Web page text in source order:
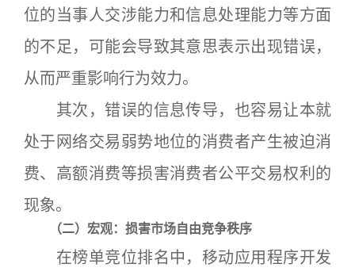
位的当事人交涉能力和信息处理能力等方面
的不足，可能会导致其意思表示出现错误，
从而严重影响行为效力。
其次，错误的信息传导，也容易让本就
处于网络交易弱势地位的消费者产生被迫消
费、高额消费等损害消费者公平交易权利的
现象。
（二）宏观：损害市场自由竞争秩序
在榜单竞位排名中，移动应用程序开发